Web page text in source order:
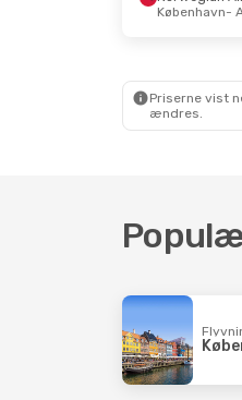
- Tir. 20. Okt.
- København
København-
Priserne vist
ændres.